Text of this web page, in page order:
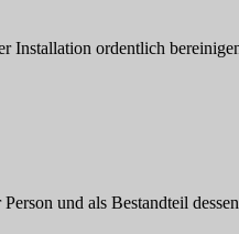
Installation ordentlich
Person und als Bestandteil